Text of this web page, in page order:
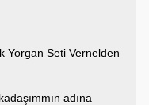
Yorgan Seti Vernelden
adına